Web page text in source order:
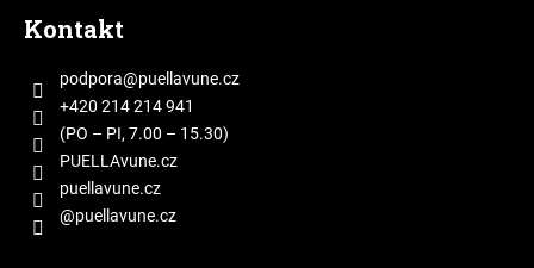
Kontakt
podpora@puellavune.cz
+420 214 214 941
(PO – PI, 7.00 – 15.30)
PUELLAvune.cz
puellavune.cz
@puellavune.cz